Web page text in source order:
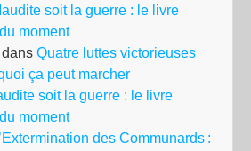
soit la guerre : le livre
moment
dans Quatre luttes victorieuses
ça peut marcher
soit la guerre : le livre
moment
des Communards :